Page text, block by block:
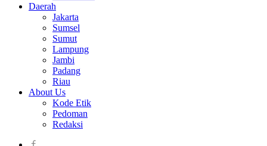
Daerah
Jakarta
Sumsel
Sumut
Lampung
Jambi
Padang
Riau
About Us
Kode Etik
Pedoman
Redaksi